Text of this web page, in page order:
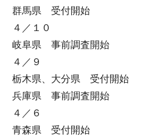
群馬県 受付開始
４／１０
岐阜県 事前調査開始
４／９
栃木県、大分県 受付開始
兵庫県 事前調査開始
４／６
青森県 受付開始